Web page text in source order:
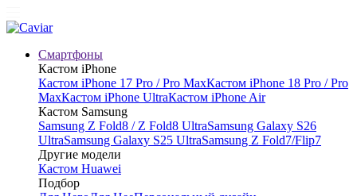
Смартфоны
Кастом iPhone
Кастом iPhone 17 Pro / Pro MaxКастом iPhone 18 Pro / Pro
MaxКастом iPhone UltraКастом iPhone Air
Кастом Samsung
Samsung Z Fold8 / Z Fold8 UltraSamsung Galaxy S26
UltraSamsung Galaxy S25 UltraSamsung Z Fold7/Flip7
Другие модели
Кастом Huawei
Подбор